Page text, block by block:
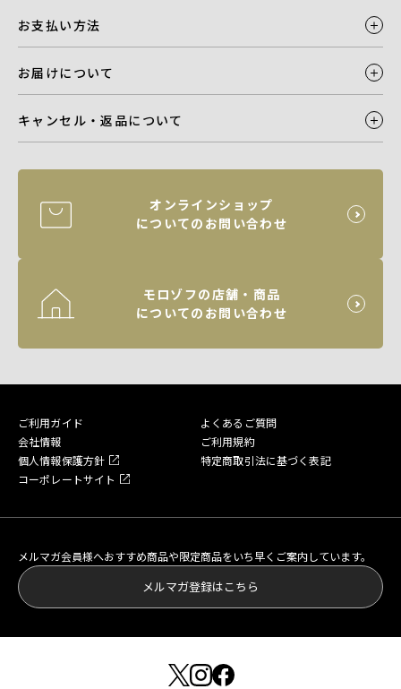
お支払い方法
お届けについて
キャンセル・返品について
オンラインショップ
についてのお問い合わせ
モロゾフの店舗・商品
についてのお問い合わせ
ご利用ガイド
よくあるご質問
会社情報
ご利用規約
個人情報保護方針
特定商取引法に基づく表記
コーポレートサイト
メルマガ会員様へおすすめ商品や限定商品をいち早くご案内しています。
メルマガ登録はこちら